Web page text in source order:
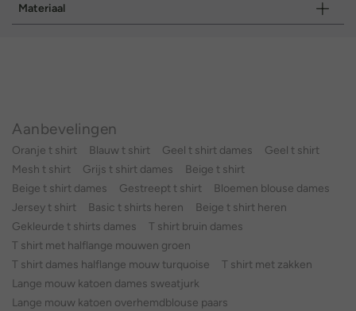
Materiaal
Aanbevelingen
Oranje t shirt Blauw t shirt Geel t shirt dames
Geel t shirt
Mesh t shirt
Grijs t shirt dames
Beige t shirt
Beige t shirt dames
Gestreept t shirt
Bloemen blouse dames
Jersey t shirt
Basic t shirts heren
Beige t shirt heren
Gekleurde t shirts dames
T shirt bruin dames
T shirt met halflange mouwen groen
T shirt dames halflange mouw turquoise
T shirt met zakken
Lange mouw katoen dames sweatjurk
Lange mouw katoen overhemdblouse paars